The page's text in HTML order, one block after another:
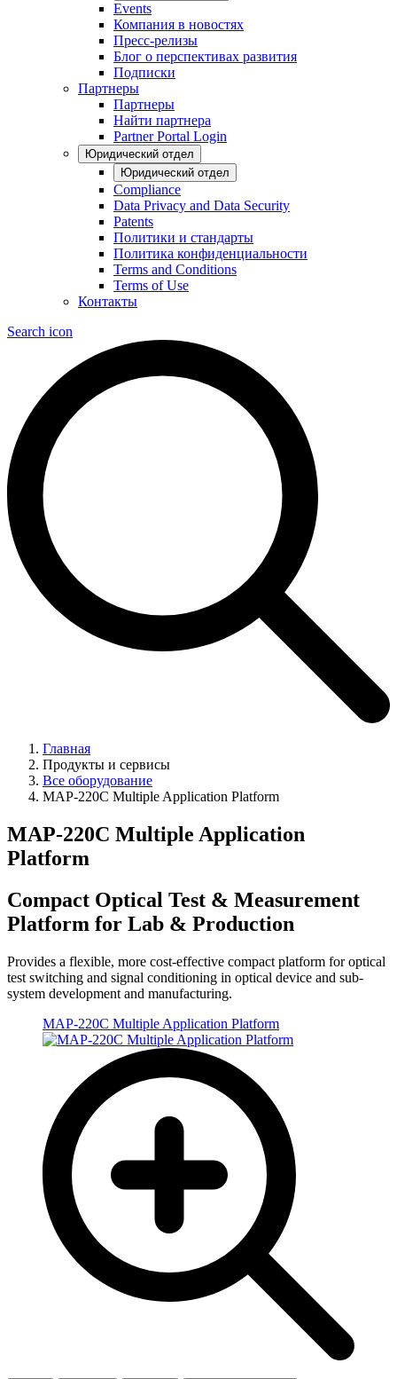
Events
Компания в новостях
Пресс-релизы
Блог о перспективах развития
Подписки
Партнеры
Партнеры
Найти партнера
Partner Portal Login
Юридический отдел
Юридический отдел
Compliance
Data Privacy and Data Security
Patents
Политики и стандарты
Политика конфиденциальности
Terms and Conditions
Terms of Use
Контакты
Search icon
Главная
Продукты и сервисы
Все оборудование
MAP-220C Multiple Application Platform
MAP-220C Multiple Application
Platform
Compact Optical Test & Measurement
Platform for Lab & Production
Provides a flexible, more cost-effective compact platform for optical
test switching and signal conditioning in optical device and sub-
system development and manufacturing.
MAP-220C Multiple Application Platform